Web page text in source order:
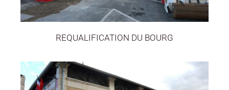
REQUALIFICATION DU BOURG